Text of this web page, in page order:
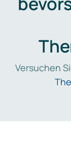
Versuchen